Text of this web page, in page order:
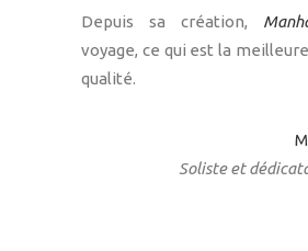
Depuis sa création,
voyage, ce qui est la
qualité.
Soliste et